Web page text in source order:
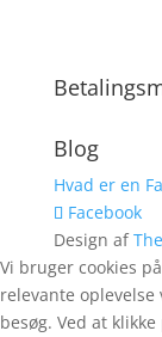
Blog
Hvad er en
Facebook
Design af
Vi bruger cookies
relevante
besøg. Ved at